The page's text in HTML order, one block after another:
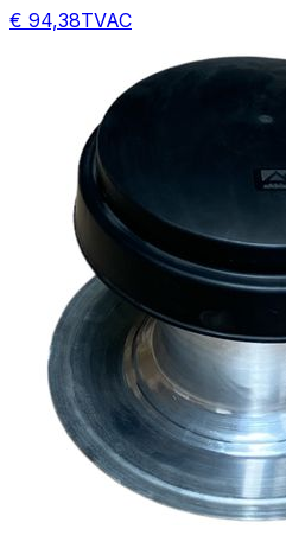
€ 94,38TVAC